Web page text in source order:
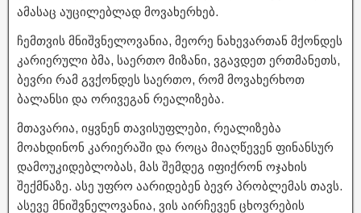
ამასაც აუცილებლად მოვახერხებ.
ჩემთვის მნიშვნელოვანია, მეორე ნახევართან მქონდეს
კარიერული ბმა, საერთო მიზანი, ვგავდეთ ერთმანეთს,
ბევრი რამ გვქონდეს საერთო, რომ მოვახერხოთ
ბალანსი და ორივეგან რეალიზება.
მთავარია, იყვნენ თავისუფლები, რეალიზება
მოახდინონ კარიერაში და როცა მიაღწევენ ფინანსურ
დამოუკიდებლობას, მას შემდეგ იფიქრონ ოჯახის
შექმნაზე. ასე უფრო აარიდებენ ბევრ პრობლემას თავს.
ასევე მნიშვნელოვანია, ვის აირჩევენ ცხოვრების